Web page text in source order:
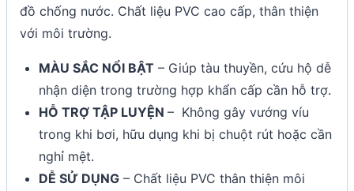
đồ chống nước. Chất liệu PVC cao cấp, thân thiện
với môi trường.
MÀU SẮC NỔI BẬT – Giúp tàu thuyền, cứu hộ dễ
nhận diện trong trường hợp khẩn cấp cần hỗ trợ.
HỖ TRỢ TẬP LUYỆN – Không gây vướng víu
trong khi bơi, hữu dụng khi bị chuột rút hoặc cần
nghỉ mệt.
DỄ SỬ DỤNG – Chất liệu PVC thân thiện môi